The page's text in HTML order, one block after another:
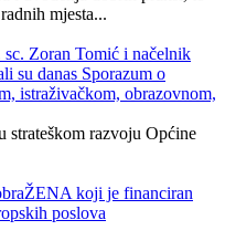
mjesta...
Zoran Tomić i načelnik
su danas Sporazum o
istraživačkom, obrazovnom,
strateškom razvoju Općine
koji je financiran
poslova